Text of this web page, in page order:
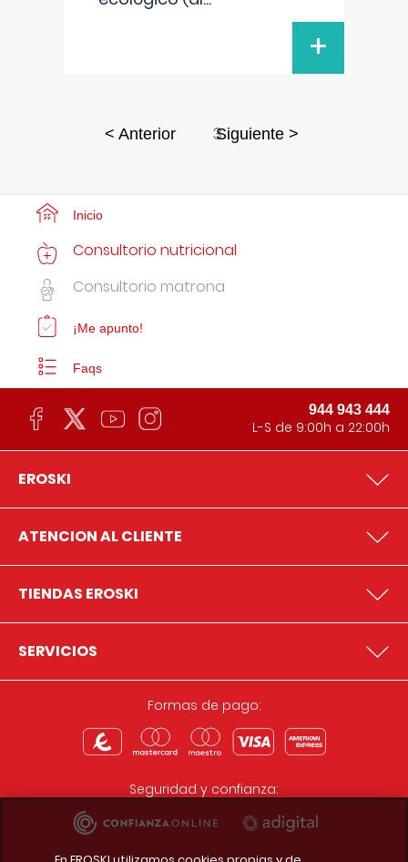
+
< Anterior 3Siguiente >
Inicio
Consultorio nutricional
Consultorio matrona
¡Me apunto!
Faqs
944 943 444
L-S de 9:00h a 22:00h
EROSKI
ATENCION AL CLIENTE
TIENDAS EROSKI
SERVICIOS
Formas de pago:
Seguridad y confianza: